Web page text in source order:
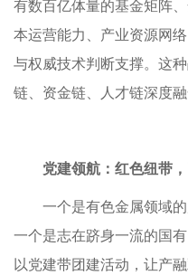
有数百亿体量的基金矩阵
本运营能力、产业资源网
与权威技术判断支撑。这
链、资金链、人才链深度融
党建领航：红色纽带
一个是有色金属领域
一个是志在跻身一流的国
以党建带团建活动，让产